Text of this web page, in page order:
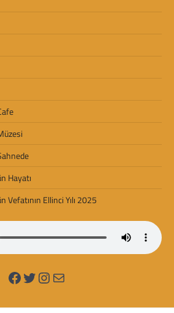
Hayatı
Vefatının Ellinci Yılı 2025
Facebook
Twitter
Instagram
Mail